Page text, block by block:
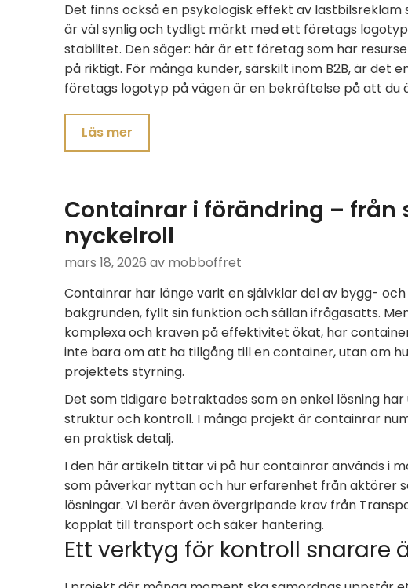
Det finns också en psykologisk effekt av
är väl synlig och tydligt märkt med ett företags
stabilitet. Den säger: här är ett företag som har
på riktigt. För många kunder, särskilt inom B2B, är det
företags logotyp på vägen är en bekräftelse på att du
Läs mer
Containrar i förändring –
nyckelroll
mars 18, 2026 av mobboffret
Containrar har länge varit en självklar del av bygg-
bakgrunden, fyllt sin funktion och sällan ifrågasatts.
komplexa och kraven på effektivitet ökat, har
inte bara om att ha tillgång till en container, utan om
projektets styrning.
Det som tidigare betraktades som en enkel lösning
struktur och kontroll. I många projekt är containrar
en praktisk detalj.
I den här artikeln tittar vi på hur containrar används i
som påverkar nyttan och hur erfarenhet från aktörer
lösningar. Vi berör även övergripande krav från
kopplat till transport och säker hantering.
Ett verktyg för kontroll snarare